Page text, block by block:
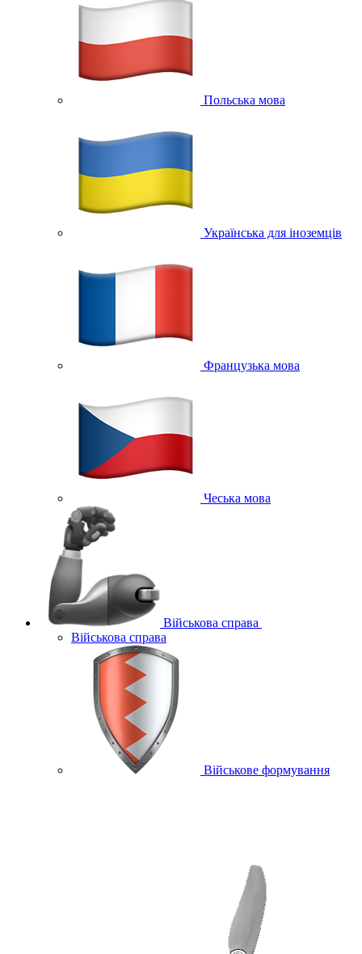
Польська мова
Українська для іноземців
Французька мова
Чеська мова
Військова справа
Військова справа
Військове формування